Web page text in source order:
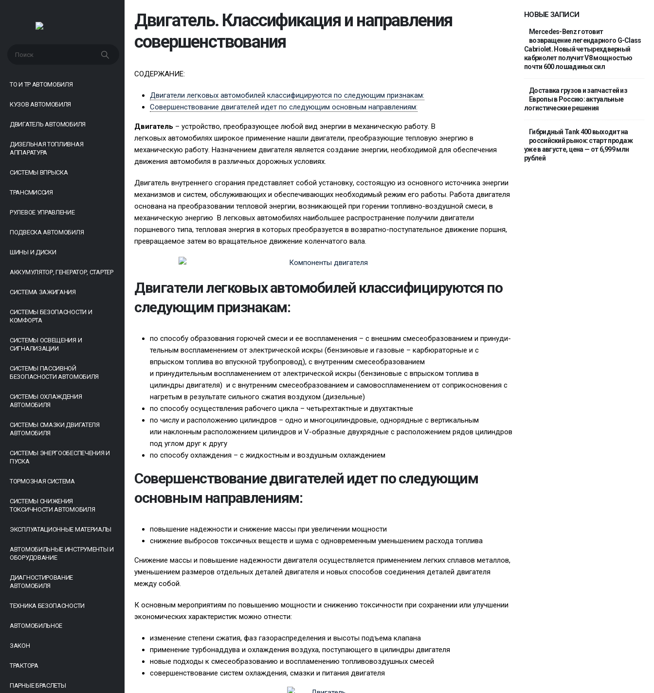
ТО И ТР АВТОМОБИЛЯ
КУЗОВ АВТОМОБИЛЯ
ДВИГАТЕЛЬ АВТОМОБИЛЯ
ДИЗЕЛЬНАЯ ТОПЛИВНАЯ
АППАРАТУРА
СИСТЕМЫ ВПРЫСКА
ТРАНСМИССИЯ
РУЛЕВОЕ УПРАВЛЕНИЕ
ПОДВЕСКА АВТОМОБИЛЯ
ШИНЫ И ДИСКИ
АККУМУЛЯТОР, ГЕНЕРАТОР, СТАРТЕР
СИСТЕМА ЗАЖИГАНИЯ
СИСТЕМЫ БЕЗОПАСНОСТИ И
КОМФОРТА
СИСТЕМЫ ОСВЕЩЕНИЯ И
СИГНАЛИЗАЦИИ
СИСТЕМЫ ПАССИВНОЙ
БЕЗОПАСНОСТИ АВТОМОБИЛЯ
СИСТЕМЫ ОХЛАЖДЕНИЯ
АВТОМОБИЛЯ
СИСТЕМЫ СМАЗКИ ДВИГАТЕЛЯ
АВТОМОБИЛЯ
СИСТЕМЫ ЭНЕРГООБЕСПЕЧЕНИЯ И
ПУСКА
ТОРМОЗНАЯ СИСТЕМА
СИСТЕМЫ СНИЖЕНИЯ
ТОКСИЧНОСТИ АВТОМОБИЛЯ
ЭКСПЛУАТАЦИОННЫЕ МАТЕРИАЛЫ
АВТОМОБИЛЬНЫЕ ИНСТРУМЕНТЫ И
ОБОРУДОВАНИЕ
ДИАГНОСТИРОВАНИЕ
АВТОМОБИЛЯ
ТЕХНИКА БЕЗОПАСНОСТИ
АВТОМОБИЛЬНОЕ
ЗАКОН
ТРАКТОРА
ПАРНЫЕ БРАСЛЕТЫ
Двигатель. Классификация и направления
совершенствования
СОДЕРЖАНИЕ:
Двигатели легковых автомобилей классифицируются по следующим признакам:
Совершенствование двигателей идет по следующим основным направлениям:
Двигатель – устройство, преобразующее любой вид энергии в механическую работу. В
легковых автомобилях широкое применение нашли двигатели, преобразующие тепловую энергию в
механическую работу. Назначением двигателя является создание энергии, необходимой для обеспечения
движения автомобиля в различных дорожных условиях.
Двигатель внутреннего сгорания представляет собой установку, состоящую из основного источника энергии
механизмов и систем, обслуживающих и обеспечивающих необходимый режим его работы. Работа двигателя
основана на преобразовании тепловой энергии, возникающей при горении топливно-воздушной смеси, в
механическую энергию В легковых автомобилях наибольшее распространение получили двигатели
поршневого типа, тепловая энергия в которых преобразуется в возвратно-поступательное движение поршня,
превращаемое затем во вращательное движение коленчатого вала.
Двигатели легковых автомобилей классифицируются по
следующим признакам:
по способу образования горючей смеси и ее воспламенения – с внешним смесеобразованием и принуди­
тельным воспламенением от электрической искры (бензиновые и газовые – карбюраторные и с
впрыском топлива во впускной трубопровод), с внутренним смесеобразованием
и принудительным воспламенением от электрической искры (бензиновые с впрыском топлива в
цилиндры двигателя) и с внутренним смесеобразованием и самовоспла­менением от соприкосновения с
нагретым в результате сильного сжатия воздухом (дизельные)
по способу осуществления рабочего цикла – четырехтактные и двухтактные
по числу и расположению цилиндров – одно и многоцилиндровые, однорядные с вертикальным
или наклонным расположением цилиндров и V-образные двухрядные с рас­положением рядов цилиндров
под углом друг к другу
по способу охлаждения – с жидкостным и воздушным охлаждением
Совершенствование двигателей идет по следующим
основным направлениям:
повышение надежности и снижение массы при увеличении мощности
снижение выбросов токсичных веществ и шума с одновременным уменьшением расхода топлива
Снижение массы и повышение надежности двигателя осуществляется применением легких сплавов металлов,
уменьшением размеров отдельных деталей двигателя и новых способов соединения деталей двигателя
между собой.
К основным мероприятиям по повышению мощности и снижению токсичности при сохранении или улучшении
экономических характеристик можно отнести:
изменение степени сжатия, фаз газораспределения и высоты подъема клапана
применение турбонаддува и охлаждения воздуха, поступающего в цилиндры двигателя
новые подходы к смесеобразованию и воспламенению топливовоздушных смесей
совершенствование систем охлаждения, смазки и питания двигателя
НОВЫЕ ЗАПИСИ
Mercedes-Benz готовит
возвращение легендарного G-Class
Cabriolet. Новый четырехдверный
кабриолет получит V8 мощностью
почти 600 лошадиных сил
Доставка грузов и запчастей из
Европы в Россию: актуальные
логистические решения
Гибридный Tank 400 выходит на
российский рынок: старт продаж
уже в августе, цена — от 6,999 млн
рублей